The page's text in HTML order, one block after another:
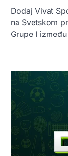
Dodaj Vivat
na Svetskom
Grupe I